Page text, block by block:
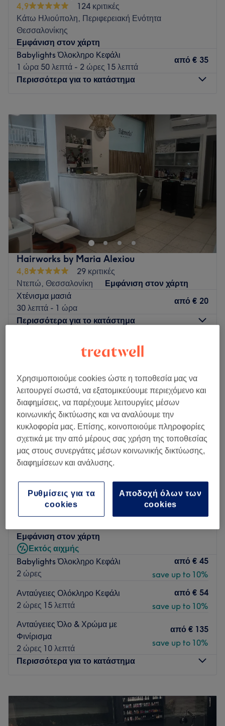
4,9
124 κριτικές
Κάτω Ηλιούπολη, Περιφερειακή Ενότητα
Θεσσαλονίκης
Εμφάνιση στον χάρτη
Babylights Όλοκληρο Κεφάλι
1 ώρα 50 λεπτά - 2 ώρες 15 λεπτά
από € 35
Περισσότερα για το κατάστημα
09:00–21:00
Τετάρτη
–21:00
Πέμπτη
09:00–21:00
Παρασκευή
09:00–21:00
Σάββατο
09:00–16:00
Κυριακή
Κλειστό
Το G&G HAIRSTYLING βρίσκεται στον Εύοσμο στη δυτική
πλευρά της Θεσσαλονίκης και προσφέρει υπηρεσίες υψηλής
ποιότητας.
Go to venue
Hairworks by Maria Alexiou
4,8
29 κριτικές
Ντεπώ, Θεσσαλονίκη
Εμφάνιση στον χάρτη
Χτένισμα μασιά
30 λεπτά - 1 ώρα
από € 20
Περισσότερα για το κατάστημα
10:00
Πέμπτη
10:00–20:00
Παρασκευή
10:00–20:00
Σάββατο
10:00– 15:00
Κυριακή
Κλειστό
Το Hairworks by Maria Alexiou βρίσκεται στην
Θεσσαλονίκη και προσφέρει μια μεγάλη γκάμα υπηρεσιών
ομορφιάς
Go to venue
Sofilux Hair Studio
Εμφάνιση στον χάρτη
Εκτός αιχμής
Babylights Όλοκληρο Κεφάλι
2 ώρες
από € 45
save up to 10%
Ανταύγειες Ολόκληρο Κεφάλι
2 ώρες 15 λεπτά
από € 54
save up to 10%
Ανταύγειες Όλο & Χρώμα με
Φινίρισμα
2 ώρες 10 λεπτά
από € 135
save up to 10%
Περισσότερα για το κατάστημα
10:00
10:00 – 15:00
Χρησιμοποιούμε cookies ώστε η τοποθεσία μας να
λειτουργεί σωστά, να εξατομικεύουμε περιεχόμενο και
διαφημίσεις, να παρέχουμε λειτουργίες μέσων
κοινωνικής δικτύωσης και να αναλύουμε την
κυκλοφορία μας. Επίσης, κοινοποιούμε πληροφορίες
σχετικά με την από μέρους σας χρήση της τοποθεσίας
μας στους συνεργάτες μέσων κοινωνικής δικτύωσης,
διαφημίσεων και ανάλυσης.
Αποδοχή όλων των
cookies
Ρυθμίσεις για τα
cookies